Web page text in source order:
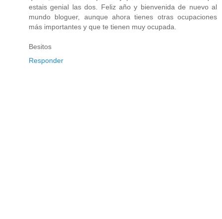
estais genial las dos. Feliz año y bienvenida de nuevo al
mundo bloguer, aunque ahora tienes otras ocupaciones
más importantes y que te tienen muy ocupada.
Besitos
Responder